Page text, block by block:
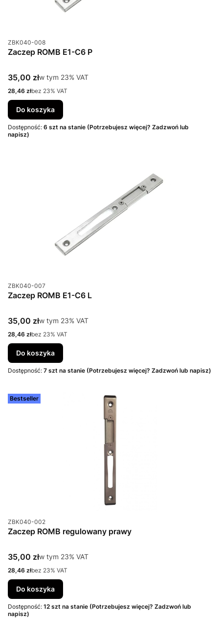
Kod produktu
ZBK040-008
Zaczep ROMB E1-C6 P
Cena brutto
35,00 złw tym %s VAT
w tym 23% VAT
Cena netto
28,46 złbez 23% VAT
Do koszyka
Dostępność: 6 szt na stanie (Potrzebujesz więcej? Zadzwoń lub
napisz)
Kod produktu
ZBK040-007
Zaczep ROMB E1-C6 L
Cena brutto
35,00 złw tym %s VAT
w tym 23% VAT
Cena netto
28,46 złbez 23% VAT
Do koszyka
Dostępność: 7 szt na stanie (Potrzebujesz więcej? Zadzwoń lub napisz)
Bestseller
Kod produktu
ZBK040-002
Zaczep ROMB regulowany prawy
Cena brutto
35,00 złw tym %s VAT
w tym 23% VAT
Cena netto
28,46 złbez 23% VAT
Do koszyka
Dostępność: 12 szt na stanie (Potrzebujesz więcej? Zadzwoń lub
napisz)